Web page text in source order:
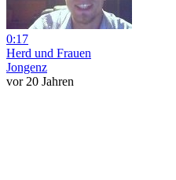
0:17
Herd und Frauen
Jongenz
vor 20 Jahren